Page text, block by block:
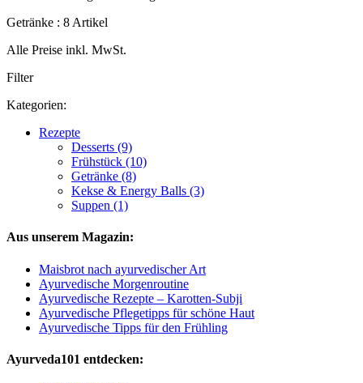
Getränke : 8 Artikel
Alle Preise inkl. MwSt.
Filter
Kategorien:
Rezepte
Desserts (9)
Frühstück (10)
Getränke (8)
Kekse & Energy Balls (3)
Suppen (1)
Aus unserem Magazin:
Maisbrot nach ayurvedischer Art
Ayurvedische Morgenroutine
Ayurvedische Rezepte – Karotten-Subji
Ayurvedische Pflegetipps für schöne Haut
Ayurvedische Tipps für den Frühling
Ayurveda101 entdecken: